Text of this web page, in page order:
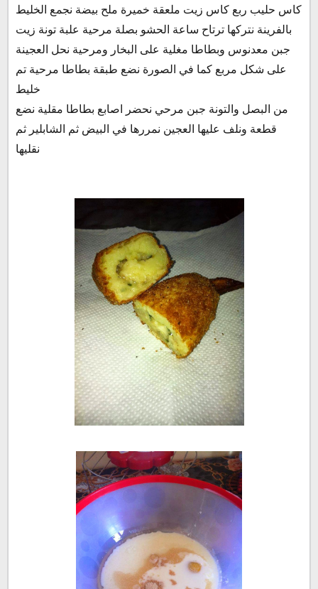
كاس حليب ربع كاس زيت ملعقة خميرة ملح بيضة نجمع الخليط
بالفرينة نتركها ترتاح ساعة الحشو بصلة مرحية علبة تونة زيت
جبن معدنوس وبطاطا مغلية على البخار ومرحية نحل العجينة
على شكل مربع كما في الصورة نضع طبقة بطاطا مرحية تم
خليط
من البصل والتونة جبن مرحي نحضر اصابع بطاطا مقلية نضع
قطعة ونلف عليها العجين نمررها في البيض ثم الشابلير ثم
نقليها